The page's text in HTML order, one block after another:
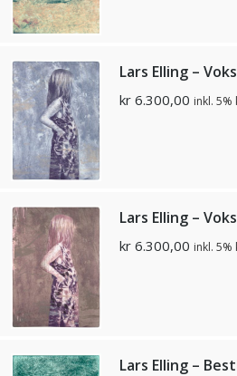
Lars Elling –
kr 6.300,00 inkl. 5%
Lars Elling –
kr 6.300,00 inkl. 5%
Lars Elling –